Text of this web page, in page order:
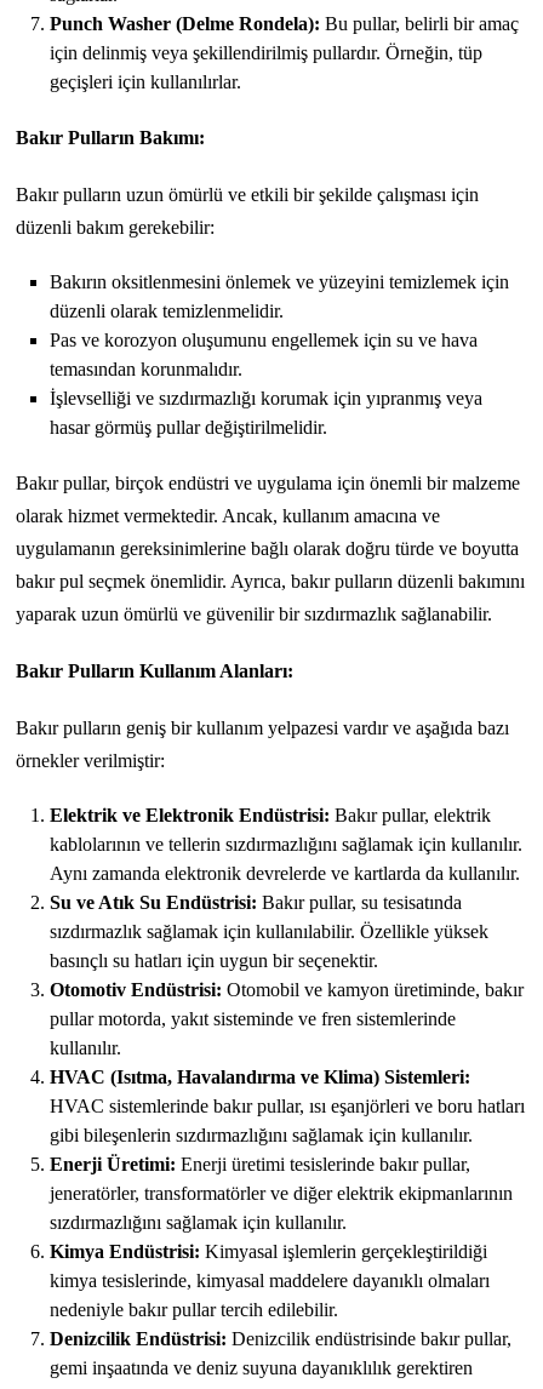
Punch Washer (Delme Rondela): Bu pullar, belirli bir amaç
için delinmiş veya şekillendirilmiş pullardır. Örneğin, tüp
geçişleri için kullanılırlar.
Bakır Pulların Bakımı:
Bakır pulların uzun ömürlü ve etkili bir şekilde çalışması için
düzenli bakım gerekebilir:
Bakırın oksitlenmesini önlemek ve yüzeyini temizlemek için
düzenli olarak temizlenmelidir.
Pas ve korozyon oluşumunu engellemek için su ve hava
temasından korunmalıdır.
İşlevselliği ve sızdırmazlığı korumak için yıpranmış veya
hasar görmüş pullar değiştirilmelidir.
Bakır pullar, birçok endüstri ve uygulama için önemli bir malzeme
olarak hizmet vermektedir. Ancak, kullanım amacına ve
uygulamanın gereksinimlerine bağlı olarak doğru türde ve boyutta
bakır pul seçmek önemlidir. Ayrıca, bakır pulların düzenli bakımını
yaparak uzun ömürlü ve güvenilir bir sızdırmazlık sağlanabilir.
Bakır Pulların Kullanım Alanları:
Bakır pulların geniş bir kullanım yelpazesi vardır ve aşağıda bazı
örnekler verilmiştir:
Elektrik ve Elektronik Endüstrisi: Bakır pullar, elektrik
kablolarının ve tellerin sızdırmazlığını sağlamak için kullanılır.
Aynı zamanda elektronik devrelerde ve kartlarda da kullanılır.
Su ve Atık Su Endüstrisi: Bakır pullar, su tesisatında
sızdırmazlık sağlamak için kullanılabilir. Özellikle yüksek
basınçlı su hatları için uygun bir seçenektir.
Otomotiv Endüstrisi: Otomobil ve kamyon üretiminde, bakır
pullar motorda, yakıt sisteminde ve fren sistemlerinde
kullanılır.
HVAC (Isıtma, Havalandırma ve Klima) Sistemleri:
HVAC sistemlerinde bakır pullar, ısı eşanjörleri ve boru hatları
gibi bileşenlerin sızdırmazlığını sağlamak için kullanılır.
Enerji Üretimi: Enerji üretimi tesislerinde bakır pullar,
jeneratörler, transformatörler ve diğer elektrik ekipmanlarının
sızdırmazlığını sağlamak için kullanılır.
Kimya Endüstrisi: Kimyasal işlemlerin gerçekleştirildiği
kimya tesislerinde, kimyasal maddelere dayanıklı olmaları
nedeniyle bakır pullar tercih edilebilir.
Denizcilik Endüstrisi: Denizcilik endüstrisinde bakır pullar,
gemi inşaatında ve deniz suyuna dayanıklılık gerektiren